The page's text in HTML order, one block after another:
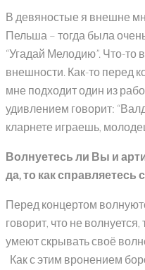
В девяностые я внешне
Пельша – тогда была
“Угадай Мелодию”. Что-то
внешности. Как-то перед
мне подходит один из
удивлением говорит:
кларнете играешь,
Волнуетесь ли Вы и
да, то как справляетесь
Перед концертом
говорит, что не
умеют скрывать своё
Как с этим вронением